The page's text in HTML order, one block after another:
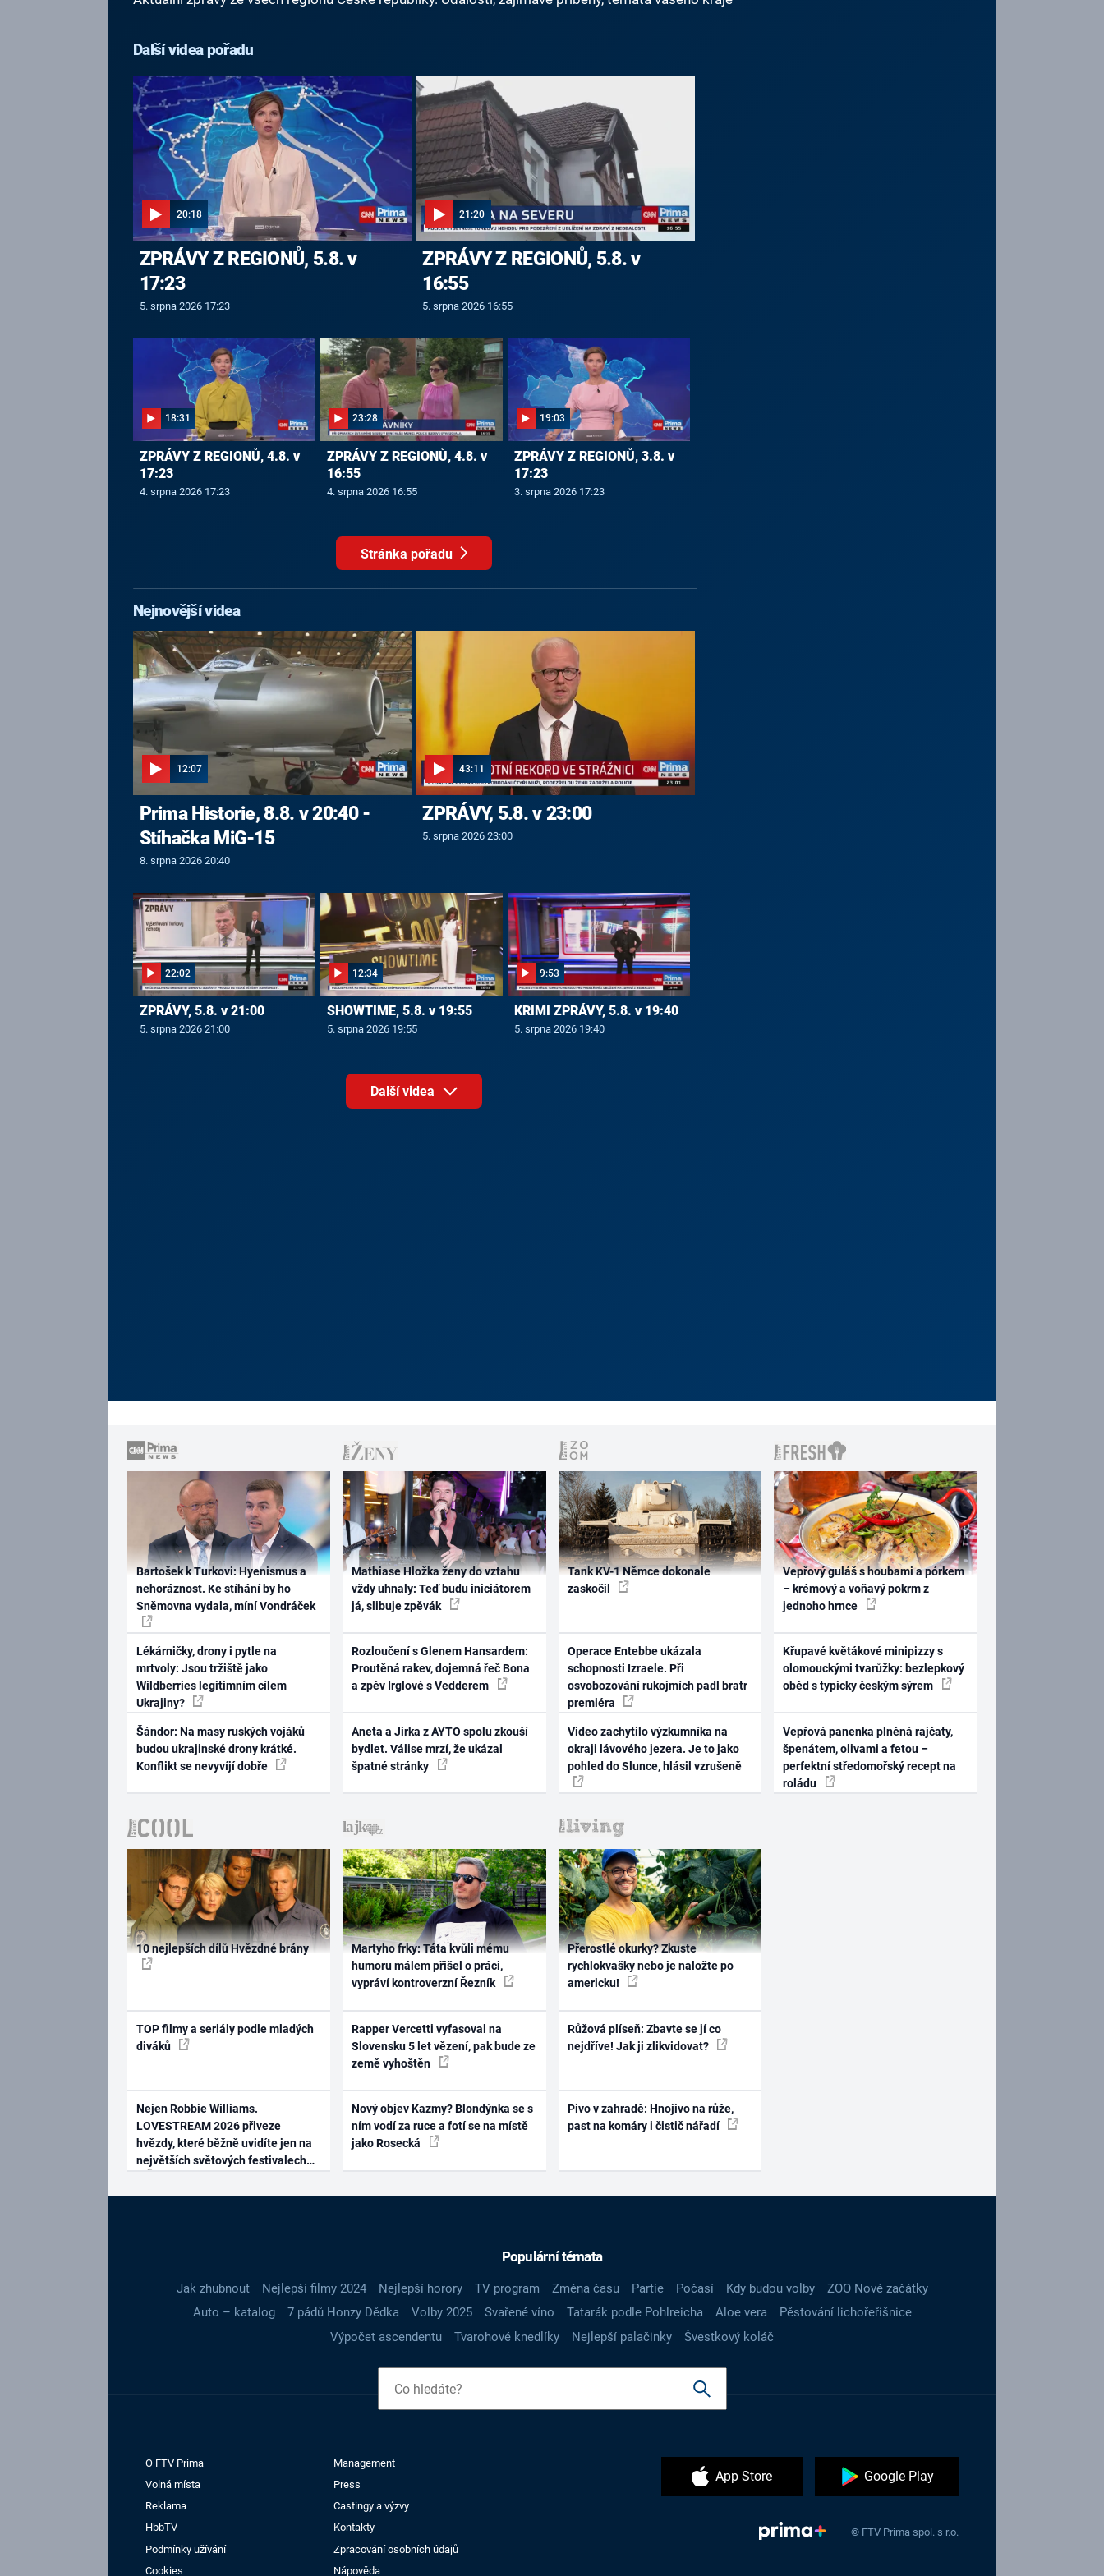
Další videa pořadu
20:18
ZPRÁVY Z REGIONŮ, 5.8. v
17:23
5. srpna 2026 17:23
21:20
ZPRÁVY Z REGIONŮ, 5.8. v
16:55
5. srpna 2026 16:55
18:31
ZPRÁVY Z REGIONŮ, 4.8. v
17:23
4. srpna 2026 17:23
23:28
ZPRÁVY Z REGIONŮ, 4.8. v
16:55
4. srpna 2026 16:55
19:03
ZPRÁVY Z REGIONŮ, 3.8. v
17:23
3. srpna 2026 17:23
Stránka pořadu
Nejnovější videa
12:07
Prima Historie, 8.8. v 20:40 -
Stíhačka MiG-15
8. srpna 2026 20:40
43:11
ZPRÁVY, 5.8. v 23:00
5. srpna 2026 23:00
22:02
ZPRÁVY, 5.8. v 21:00
5. srpna 2026 21:00
12:34
SHOWTIME, 5.8. v 19:55
5. srpna 2026 19:55
9:53
KRIMI ZPRÁVY, 5.8. v 19:40
5. srpna 2026 19:40
Další videa
Bartošek k Turkovi: Hyenismus a
nehoráznost. Ke stíhání by ho
Sněmovna vydala, míní Vondráček
Lékárničky, drony i pytle na
mrtvoly: Jsou tržiště jako
Wildberries legitimním cílem
Ukrajiny?
Šándor: Na masy ruských vojáků
budou ukrajinské drony krátké.
Konflikt se nevyvíjí dobře
Mathiase Hložka ženy do vztahu
vždy uhnaly: Teď budu iniciátorem
já, slibuje zpěvák
Rozloučení s Glenem Hansardem:
Proutěná rakev, dojemná řeč Bona
a zpěv Irglové s Vedderem
Aneta a Jirka z AYTO spolu zkouší
bydlet. Válise mrzí, že ukázal
špatné stránky
Tank KV-1 Němce dokonale
zaskočil
Operace Entebbe ukázala
schopnosti Izraele. Při
osvobozování rukojmích padl bratr
premiéra
Video zachytilo výzkumníka na
okraji lávového jezera. Je to jako
pohled do Slunce, hlásil vzrušeně
Vepřový guláš s houbami a pórkem
– krémový a voňavý pokrm z
jednoho hrnce
Křupavé květákové minipizzy s
olomouckými tvarůžky: bezlepkový
oběd s typicky českým sýrem
Vepřová panenka plněná rajčaty,
špenátem, olivami a fetou –
perfektní středomořský recept na
roládu
10 nejlepších dílů Hvězdné brány
TOP filmy a seriály podle mladých
diváků
Nejen Robbie Williams.
LOVESTREAM 2026 přiveze
hvězdy, které běžně uvidíte jen na
největších světových festivalech
Martyho frky: Táta kvůli mému
humoru málem přišel o práci,
vypráví kontroverzní Řezník
Rapper Vercetti vyfasoval na
Slovensku 5 let vězení, pak bude ze
země vyhoštěn
Nový objev Kazmy? Blondýnka se s
ním vodí za ruce a fotí se na místě
jako Rosecká
Přerostlé okurky? Zkuste
rychlokvašky nebo je naložte po
americku!
Růžová plíseň: Zbavte se jí co
nejdříve! Jak ji zlikvidovat?
Pivo v zahradě: Hnojivo na růže,
past na komáry i čistič nářadí
Populární témata
Jak zhubnout Nejlepší filmy 2024 Nejlepší horory TV program Změna času Partie Počasí Kdy budou volby
ZOO Nové začátky
Auto – katalog
7 pádů Honzy Dědka Volby 2025 Svařené víno Tatarák podle Pohlreicha Aloe vera
Pěstování lichořeřišnice
Výpočet ascendentu
Tvarohové knedlíky Nejlepší palačinky Švestkový koláč
O FTV Prima
Management
Volná místa
Press
Reklama
Castingy a výzvy
HbbTV
Kontakty
Podmínky užívání
Zpracování osobních údajů
Cookies
Nápověda
App Store Google Play
© FTV Prima spol. s r.o.